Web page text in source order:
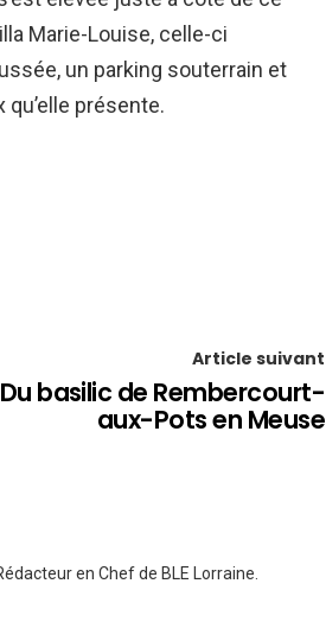
Marie-Louise, celle-ci
un parking souterrain et
présente.
Article suivant
Du basilic de Rembercourt-
aux-Pots en Meuse
en Chef de BLE Lorraine.